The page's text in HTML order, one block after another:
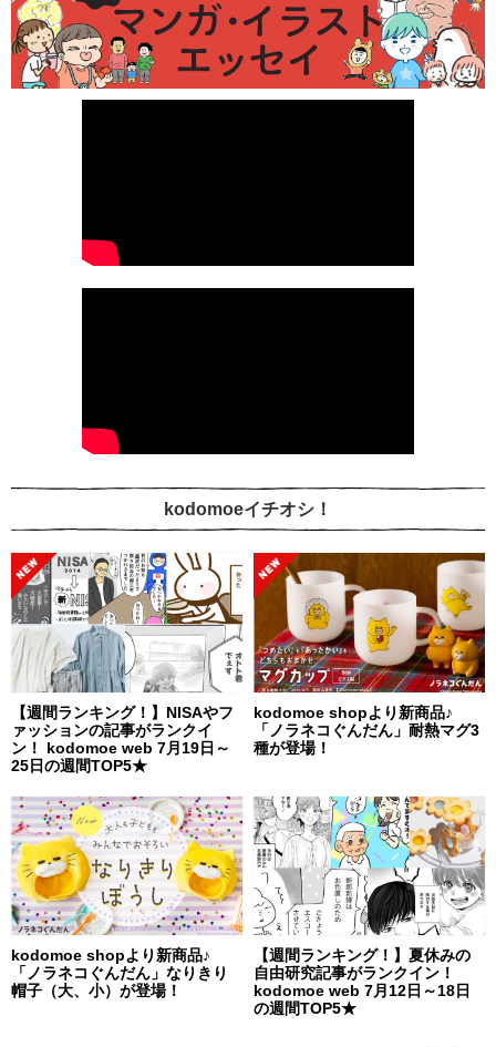
kodomoeイチオシ！
【週間ランキング！】NISAやフ
ァッションの記事がランクイ
ン！ kodomoe web 7月19日～
25日の週間TOP5★
kodomoe shopより新商品♪
「ノラネコぐんだん」耐熱マグ3
種が登場！
kodomoe shopより新商品♪
「ノラネコぐんだん」なりきり
帽子（大、小）が登場！
【週間ランキング！】夏休みの
自由研究記事がランクイン！
kodomoe web 7月12日～18日
の週間TOP5★